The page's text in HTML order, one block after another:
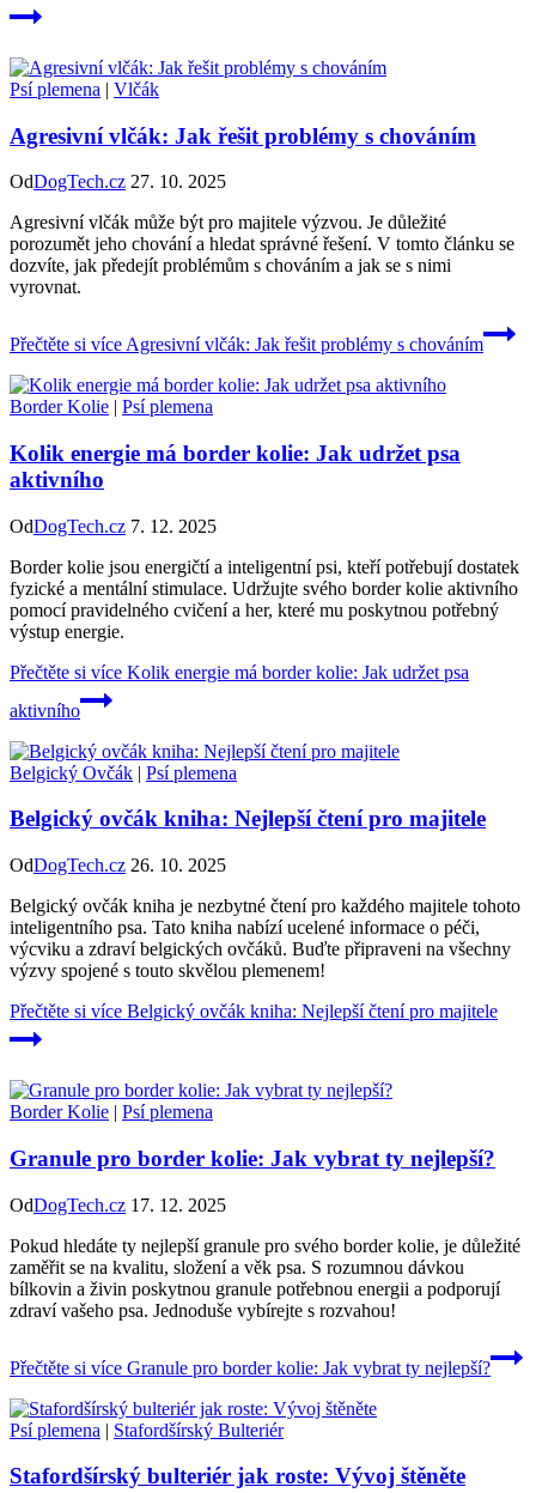
Psí plemena | Vlčák
Agresivní vlčák: Jak řešit problémy s chováním
OdDogTech.cz 27. 10. 2025
Agresivní vlčák může být pro majitele výzvou. Je důležité
porozumět jeho chování a hledat správné řešení. V tomto článku se
dozvíte, jak předejít problémům s chováním a jak se s nimi
vyrovnat.
Přečtěte si více Agresivní vlčák: Jak řešit problémy s chováním
Border Kolie | Psí plemena
Kolik energie má border kolie: Jak udržet psa
aktivního
OdDogTech.cz 7. 12. 2025
Border kolie jsou energičtí a inteligentní psi, kteří potřebují dostatek
fyzické a mentální stimulace. Udržujte svého border kolie aktivního
pomocí pravidelného cvičení a her, které mu poskytnou potřebný
výstup energie.
Přečtěte si více Kolik energie má border kolie: Jak udržet psa
aktivního
Belgický Ovčák | Psí plemena
Belgický ovčák kniha: Nejlepší čtení pro majitele
OdDogTech.cz 26. 10. 2025
Belgický ovčák kniha je nezbytné čtení pro každého majitele tohoto
inteligentního psa. Tato kniha nabízí ucelené informace o péči,
výcviku a zdraví belgických ovčáků. Buďte připraveni na všechny
výzvy spojené s touto skvělou plemenem!
Přečtěte si více Belgický ovčák kniha: Nejlepší čtení pro majitele
Border Kolie | Psí plemena
Granule pro border kolie: Jak vybrat ty nejlepší?
OdDogTech.cz 17. 12. 2025
Pokud hledáte ty nejlepší granule pro svého border kolie, je důležité
zaměřit se na kvalitu, složení a věk psa. S rozumnou dávkou
bílkovin a živin poskytnou granule potřebnou energii a podporují
zdraví vašeho psa. Jednoduše vybírejte s rozvahou!
Přečtěte si více Granule pro border kolie: Jak vybrat ty nejlepší?
Psí plemena | Stafordšírský Bulteriér
Stafordšírský bulteriér jak roste: Vývoj štěněte